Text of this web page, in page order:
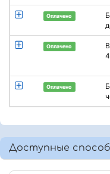
Оплачено
Оплачено
Оплачено
Доступные